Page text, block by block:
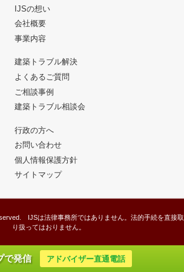
IJSの想い
会社概要
事業内容
建築トラブル解決
よくあるご質問
ご相談事例
建築トラブル相談会
行政の方へ
お問い合わせ
個人情報保護方針
サイトマップ
IJSは法律事務所ではありません。法的手続を直接取
り扱ってはおりません。
で発信 アドバイザー直通電話